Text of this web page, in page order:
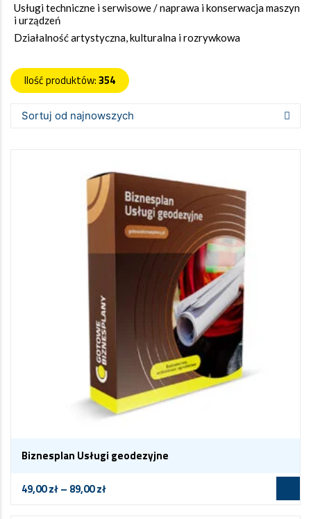
Usługi techniczne i serwisowe / naprawa i konserwacja maszyn
i urządzeń
Działalność artystyczna, kulturalna i rozrywkowa
Ilość produktów:354
Biznesplan Usługi geodezyjne
49,00zł– 89,00zł